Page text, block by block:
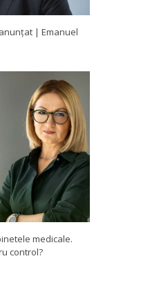
| Emanuel
medicale.
control?